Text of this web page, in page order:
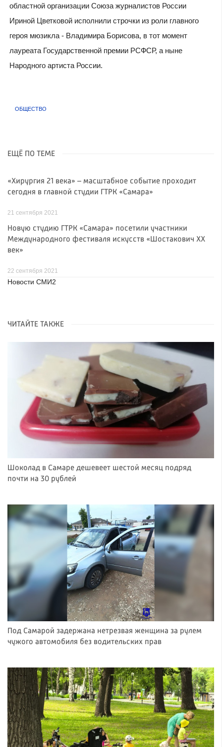
областной организации Союза журналистов России
Ириной Цветковой исполнили строчки из роли главного
героя мюзикла - Владимира Борисова, в тот момент
лауреата Государственной премии РСФСР, а ныне
Народного артиста России.
ОБЩЕСТВО
ЕЩЁ ПО ТЕМЕ
«Хирургия 21 века» – масштабное событие проходит
сегодня в главной студии ГТРК «Самара»
21 сентября 2021
Новую студию ГТРК «Самара» посетили участники
Международного фестиваля искусств «Шостакович XX
век»
22 сентября 2021
Новости СМИ2
ЧИТАЙТЕ ТАКЖЕ
Шоколад в Самаре дешевеет шестой месяц подряд
почти на 30 рублей
Под Самарой задержана нетрезвая женщина за рулем
чужого автомобиля без водительских прав